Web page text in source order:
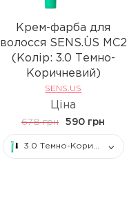
Крем-фарба для
волосся SENS.ÙS MC2
(Колір: 3.0 Темно-
Коричневий)
SENS.US
Ціна
678 грн 590 грн